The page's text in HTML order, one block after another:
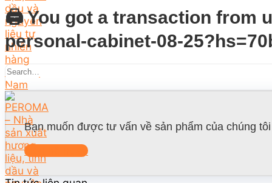
🖨 You got a transaction from
personal-cabinet-08-
Bạn muốn được tư vấn về sản phẩm của chúng
Liên hệ ngay